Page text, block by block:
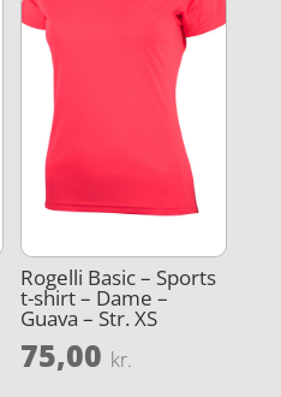
Rogelli Basic – Sports
t-shirt – Dame –
Guava – Str. XS
75,00 kr.